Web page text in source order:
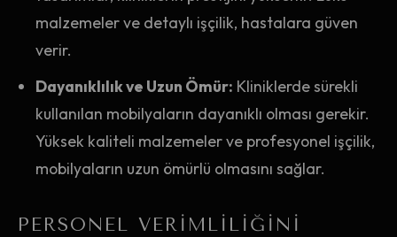
malzemeler ve detaylı işçilik, hastalara güven
verir.
Dayanıklılık ve Uzun Ömür: Kliniklerde sürekli
kullanılan mobilyaların dayanıklı olması gerekir.
Yüksek kaliteli malzemeler ve profesyonel işçilik,
mobilyaların uzun ömürlü olmasını sağlar.
PERSONEL VERIMLILIĞINI